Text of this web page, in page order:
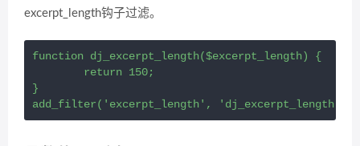
excerpt_length钩子过滤。
function dj_excerpt_length($excerpt_length) {
}
add_filter('excerpt_length', 'dj_excerpt_length',